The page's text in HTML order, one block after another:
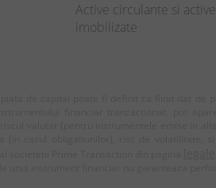
Active circulante si active
imobilizate